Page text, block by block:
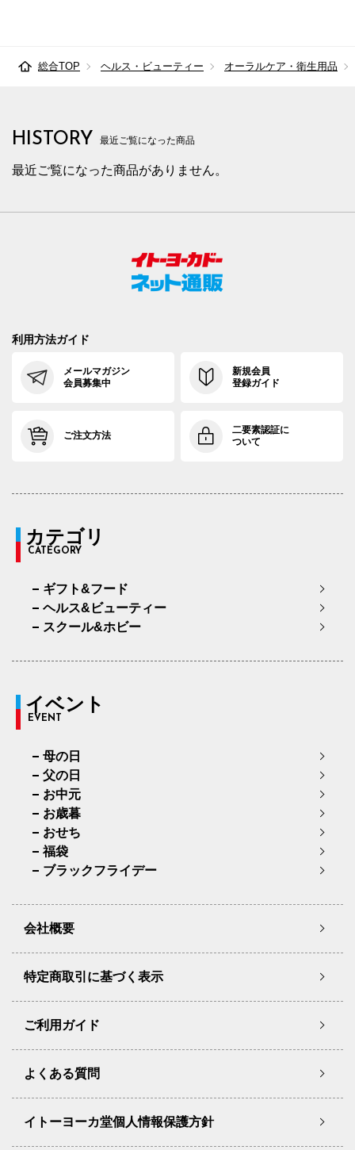
総合TOP ヘルス・ビューティー オーラルケア・衛生用品
HISTORY 最近ご覧になった商品
最近ご覧になった商品がありません。
利用方法ガイド
メールマガジン
会員募集中
新規会員
登録ガイド
ご注文方法
二要素認証に
ついて
カテゴリ
CATEGORY
ギフト&フード
ヘルス&ビューティー
スクール&ホビー
イベント
EVENT
母の日
父の日
お中元
お歳暮
おせち
福袋
ブラックフライデー
会社概要
特定商取引に基づく表示
ご利用ガイド
よくある質問
イトーヨーカ堂個人情報保護方針